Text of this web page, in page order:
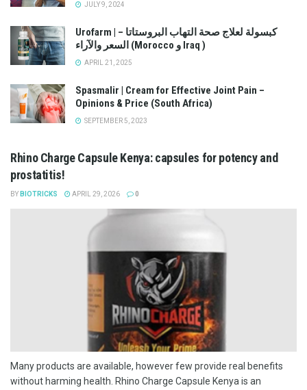
JULY 9, 2024
Urofarm | كبسولة لعلاج صحة التهاب البروستاتا –
السعر والآراء (Morocco و Iraq )
APRIL 21, 2025
Spasmalir | Cream for Effective Joint Pain –
Opinions & Price (South Africa)
SEPTEMBER 5, 2023
Rhino Charge Capsule Kenya: capsules for potency and
prostatitis!
BY BIOTRICKS APRIL 29, 2026 0
Many products are available, however few provide real benefits
without harming health. Rhino Charge Capsule Kenya is an